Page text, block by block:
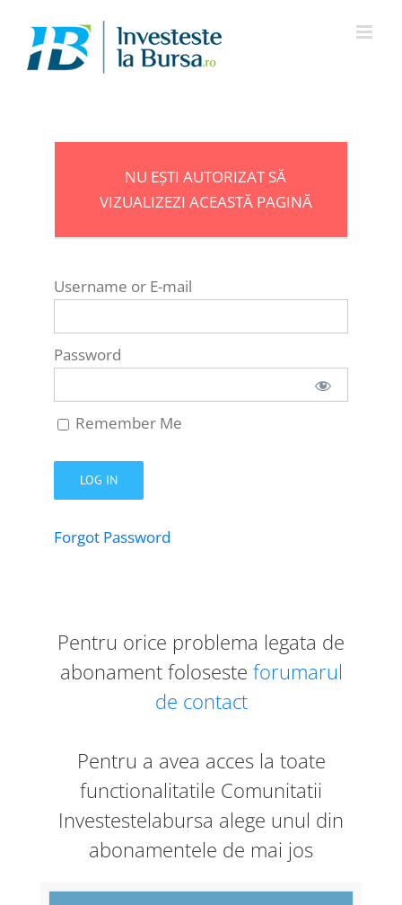
content
NU EȘTI AUTORIZAT SĂ
VIZUALIZEZI ACEASTĂ PAGINĂ
Username or E-mail
Password
Remember Me
Forgot Password
Pentru orice problema legata de
abonament foloseste forumarul
de contact
Pentru a avea acces la toate
functionalitatile Comunitatii
Investestelabursa alege unul din
abonamentele de mai jos